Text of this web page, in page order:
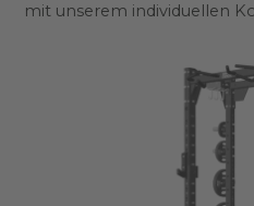
mit unserem individuellen